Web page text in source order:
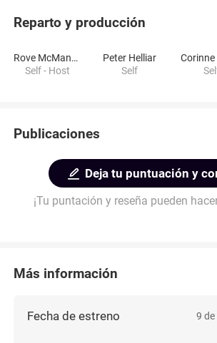
Reparto y producción
Rove McManus
Self - Host
Peter Helliar
Self
Publicaciones
Deja tu puntuación y
¡Tu puntación y reseña pueden
Más información
Fecha de estreno 9 de